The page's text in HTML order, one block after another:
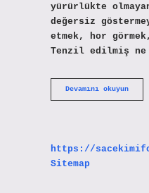
yürürlükte
değersiz
etmek, hor
Tenzil edilmiş ne
Devamını okuyunTezlil
https://
Sitemap